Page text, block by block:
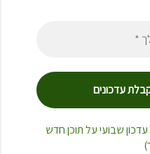
שבועי על תוכן חדש